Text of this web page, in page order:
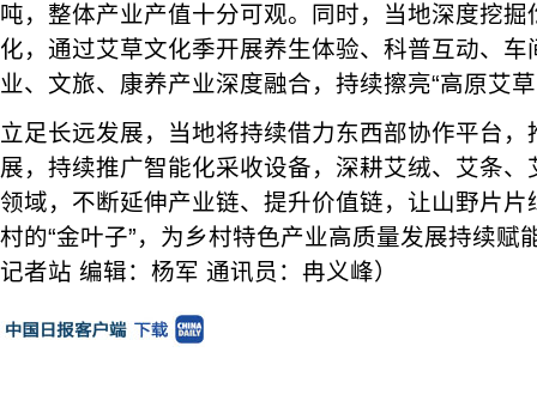
吨，整体产业产值十分可观。同时，当地深度挖
化，通过艾草文化季开展养生体验、科普互动、
业、文旅、康养产业深度融合，持续擦亮“高原艾
立足长远发展，当地将持续借力东西部协作平台
展，持续推广智能化采收设备，深耕艾绒、艾条
领域，不断延伸产业链、提升价值链，让山野片
村的“金叶子”，为乡村特色产业高质量发展持续赋
记者站 编辑：杨军 通讯员：冉义峰）